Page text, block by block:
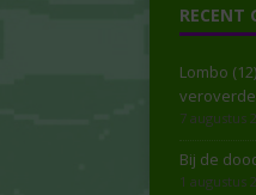
RECENT
Lombo
veroverde
7 augustus
Bij de
1 augustus